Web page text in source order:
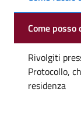
Come posso
Rivolgiti
Protocollo,
residenza